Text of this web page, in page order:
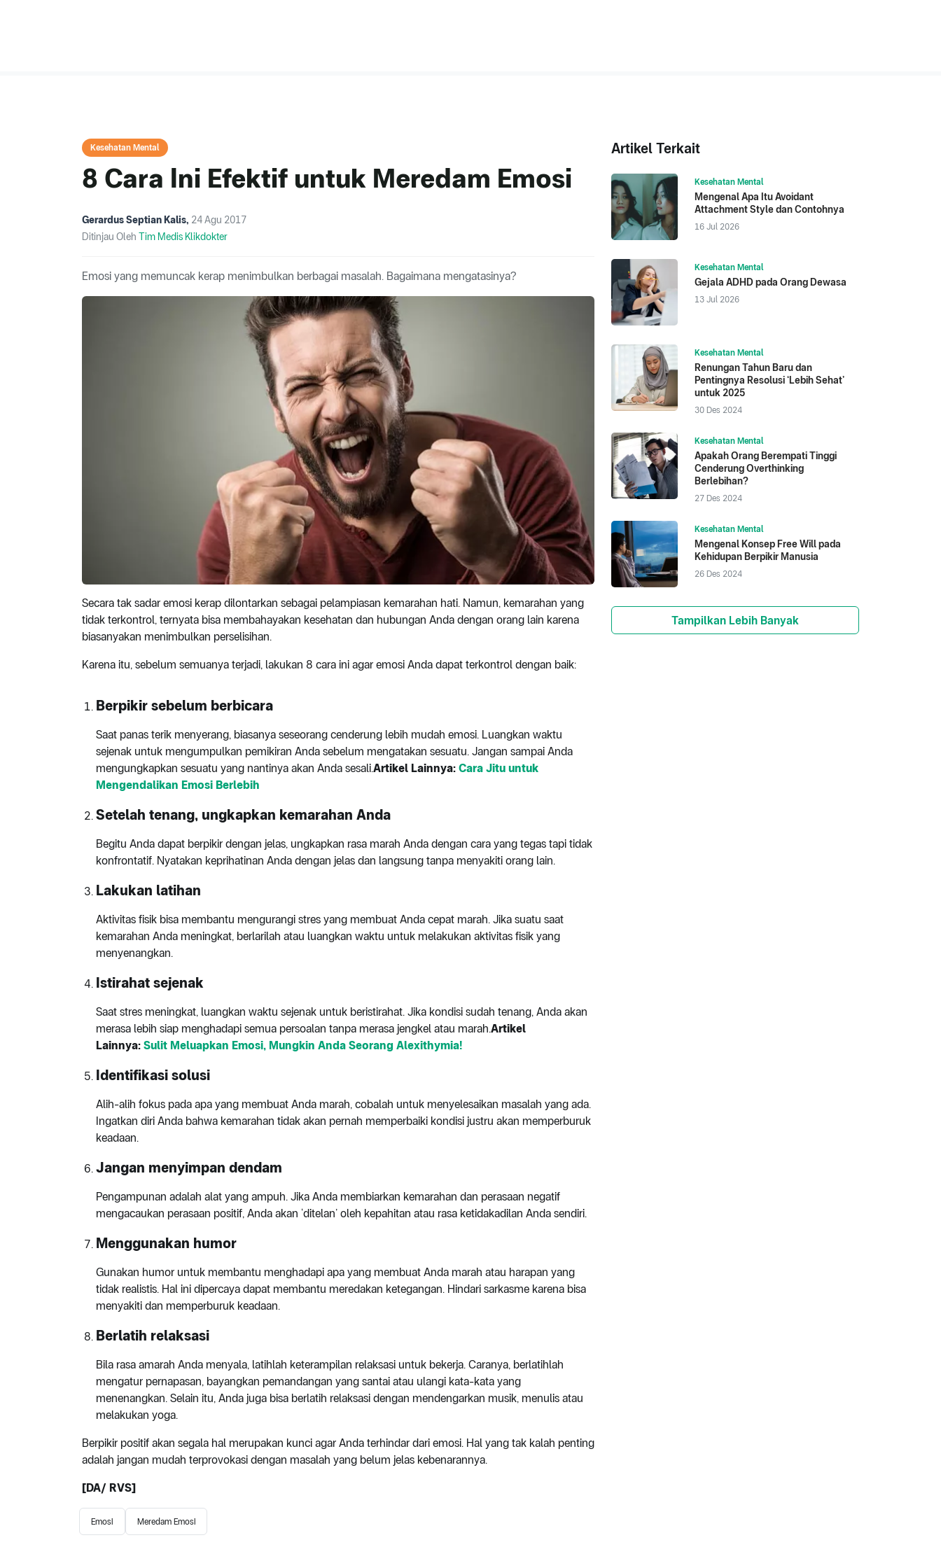
Kesehatan Mental
8 Cara Ini Efektif untuk Meredam Emosi
Gerardus Septian Kalis, 24 Agu 2017
Ditinjau Oleh Tim Medis Klikdokter
Emosi yang memuncak kerap menimbulkan berbagai masalah. Bagaimana mengatasinya?
Secara tak sadar emosi kerap dilontarkan sebagai pelampiasan kemarahan hati. Namun, kemarahan yang
tidak terkontrol, ternyata bisa membahayakan kesehatan dan hubungan Anda dengan orang lain karena
biasanyakan menimbulkan perselisihan.
Karena itu, sebelum semuanya terjadi, lakukan 8 cara ini agar emosi Anda dapat terkontrol dengan baik:
Berpikir sebelum berbicara
Saat panas terik menyerang, biasanya seseorang cenderung lebih mudah emosi. Luangkan waktu
sejenak untuk mengumpulkan pemikiran Anda sebelum mengatakan sesuatu. Jangan sampai Anda
mengungkapkan sesuatu yang nantinya akan Anda sesali.Artikel Lainnya: Cara Jitu untuk
Mengendalikan Emosi Berlebih
Setelah tenang, ungkapkan kemarahan Anda
Begitu Anda dapat berpikir dengan jelas, ungkapkan rasa marah Anda dengan cara yang tegas tapi tidak
konfrontatif. Nyatakan keprihatinan Anda dengan jelas dan langsung tanpa menyakiti orang lain.
Lakukan latihan
Aktivitas fisik bisa membantu mengurangi stres yang membuat Anda cepat marah. Jika suatu saat
kemarahan Anda meningkat, berlarilah atau luangkan waktu untuk melakukan aktivitas fisik yang
menyenangkan.
Istirahat sejenak
Saat stres meningkat, luangkan waktu sejenak untuk beristirahat. Jika kondisi sudah tenang, Anda akan
merasa lebih siap menghadapi semua persoalan tanpa merasa jengkel atau marah.Artikel
Lainnya: Sulit Meluapkan Emosi, Mungkin Anda Seorang Alexithymia!
Identifikasi solusi
Alih-alih fokus pada apa yang membuat Anda marah, cobalah untuk menyelesaikan masalah yang ada.
Ingatkan diri Anda bahwa kemarahan tidak akan pernah memperbaiki kondisi justru akan memperburuk
keadaan.
Jangan menyimpan dendam
Pengampunan adalah alat yang ampuh. Jika Anda membiarkan kemarahan dan perasaan negatif
mengacaukan perasaan positif, Anda akan ‘ditelan’ oleh kepahitan atau rasa ketidakadilan Anda sendiri.
Menggunakan humor
Gunakan humor untuk membantu menghadapi apa yang membuat Anda marah atau harapan yang
tidak realistis. Hal ini dipercaya dapat membantu meredakan ketegangan. Hindari sarkasme karena bisa
menyakiti dan memperburuk keadaan.
Berlatih relaksasi
Bila rasa amarah Anda menyala, latihlah keterampilan relaksasi untuk bekerja. Caranya, berlatihlah
mengatur pernapasan, bayangkan pemandangan yang santai atau ulangi kata-kata yang
menenangkan. Selain itu, Anda juga bisa berlatih relaksasi dengan mendengarkan musik, menulis atau
melakukan yoga.
Berpikir positif akan segala hal merupakan kunci agar Anda terhindar dari emosi. Hal yang tak kalah penting
adalah jangan mudah terprovokasi dengan masalah yang belum jelas kebenarannya.
[DA/ RVS]
Emosi Meredam Emosi
Artikel Terkait
Kesehatan Mental
Mengenal Apa Itu Avoidant
Attachment Style dan Contohnya
16 Jul 2026
Kesehatan Mental
Gejala ADHD pada Orang Dewasa
13 Jul 2026
Kesehatan Mental
Renungan Tahun Baru dan
Pentingnya Resolusi ‘Lebih Sehat’
untuk 2025
30 Des 2024
Kesehatan Mental
Apakah Orang Berempati Tinggi
Cenderung Overthinking
Berlebihan?
27 Des 2024
Kesehatan Mental
Mengenal Konsep Free Will pada
Kehidupan Berpikir Manusia
26 Des 2024
Tampilkan Lebih Banyak